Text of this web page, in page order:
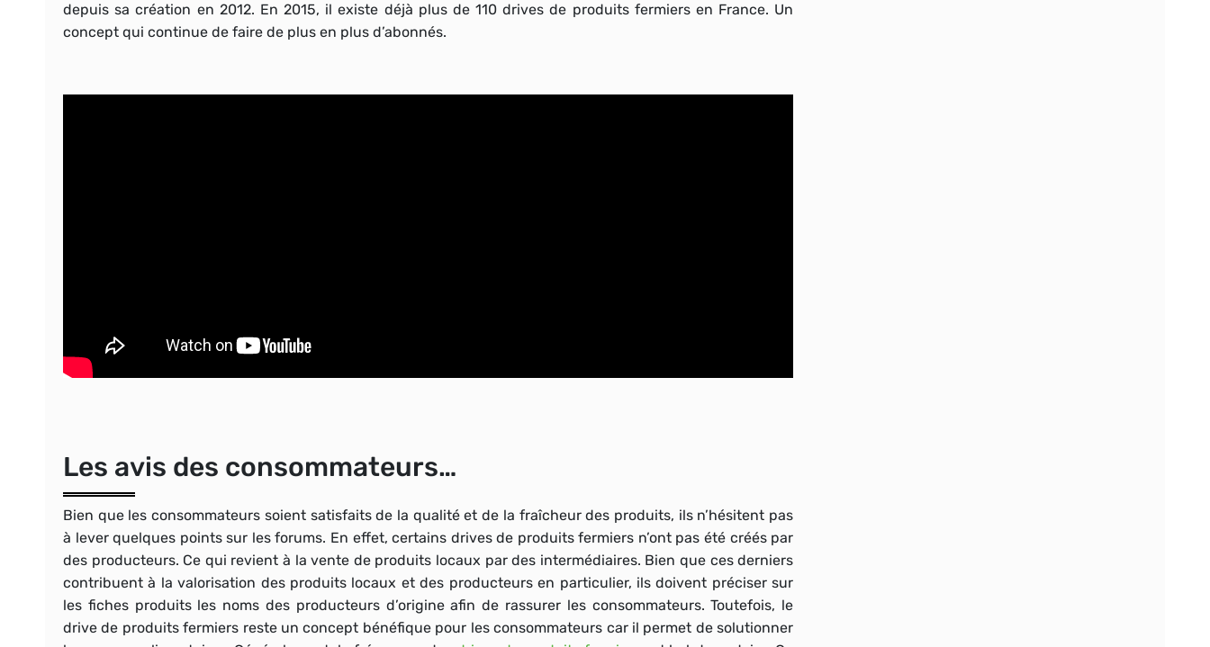
depuis sa création en 2012. En 2015, il existe déjà plus de 110 drives de produits fermiers en France. Un
concept qui continue de faire de plus en plus d’abonnés.
Les avis des consommateurs…
Bien que les consommateurs soient satisfaits de la qualité et de la fraîcheur des produits, ils n’hésitent pas
à lever quelques points sur les forums. En effet, certains drives de produits fermiers n’ont pas été créés par
des producteurs. Ce qui revient à la vente de produits locaux par des intermédiaires. Bien que ces derniers
contribuent à lavalorisation des produits locaux et des producteurs en particulier, ils doivent préciser sur
les fiches produits les noms des producteurs d’origine afin de rassurer les consommateurs. Toutefois, le
drive de produits fermiers reste unconcept bénéfique pour les consommateurs car il permet de solutionner